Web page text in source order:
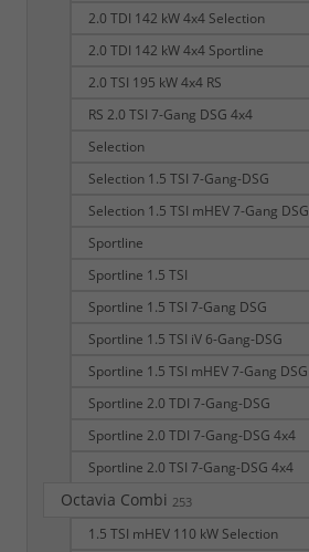
2.0 TDI 142 kW 4x4 Selection
2.0 TDI 142 kW 4x4 Sportline
2.0 TSI 195 kW 4x4 RS
RS 2.0 TSI 7-Gang DSG 4x4
Selection
Selection 1.5 TSI 7-Gang-DSG
Selection 1.5 TSI mHEV 7-Gang DSG
Sportline
Sportline 1.5 TSI
Sportline 1.5 TSI 7-Gang DSG
Sportline 1.5 TSI iV 6-Gang-DSG
Sportline 1.5 TSI mHEV 7-Gang DSG
Sportline 2.0 TDI 7-Gang-DSG
Sportline 2.0 TDI 7-Gang-DSG 4x4
Sportline 2.0 TSI 7-Gang-DSG 4x4
Octavia Combi 253
1.5 TSI mHEV 110 kW Selection